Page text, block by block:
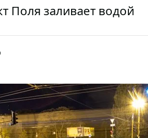
Поля заливает водой